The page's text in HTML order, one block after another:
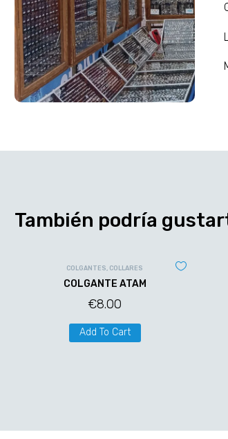
También podría
COLGANTES, COLLARES
COLGANTE ATAM
€8.00
Add To Cart